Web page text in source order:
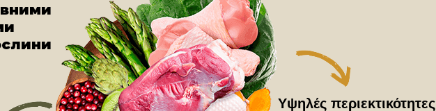
Υψηλές περιεκτικότητες